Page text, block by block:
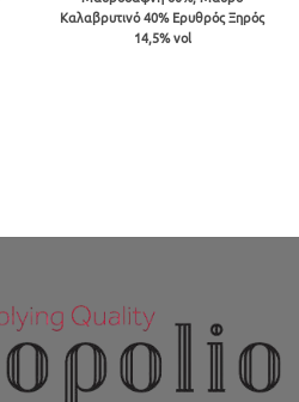
€27.00
through
Καλαβρυτινό 40% Ερυθρός Ξηρός
14,5% vol